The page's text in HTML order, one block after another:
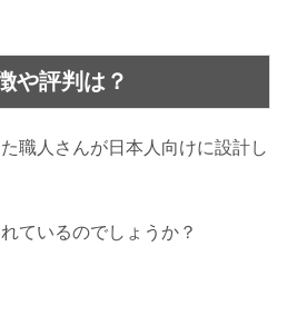
や評判は？
職人さんが日本人向けに設計し
ているのでしょうか？